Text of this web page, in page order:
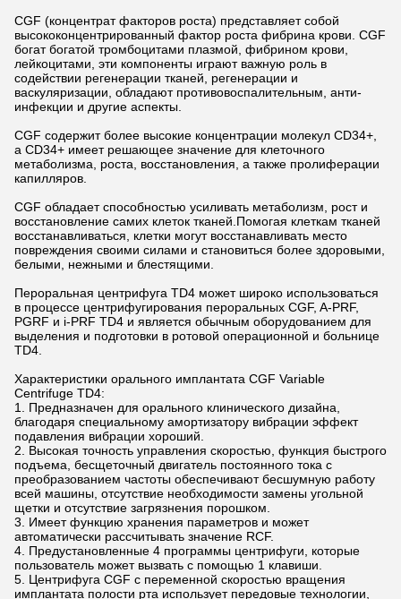
CGF (концентрат факторов роста) представляет собой
высококонцентрированный фактор роста фибрина крови. CGF
богат богатой тромбоцитами плазмой, фибрином крови,
лейкоцитами, эти компоненты играют важную роль в
содействии регенерации тканей, регенерации и
васкуляризации, обладают противовоспалительным, анти-
инфекции и другие аспекты.
CGF содержит более высокие концентрации молекул CD34+,
а CD34+ имеет решающее значение для клеточного
метаболизма, роста, восстановления, а также пролиферации
капилляров.
CGF обладает способностью усиливать метаболизм, рост и
восстановление самих клеток тканей.Помогая клеткам тканей
восстанавливаться, клетки могут восстанавливать место
повреждения своими силами и становиться более здоровыми,
белыми, нежными и блестящими.
Пероральная центрифуга TD4 может широко использоваться
в процессе центрифугирования пероральных CGF, A-PRF,
PGRF и i-PRF TD4 и является обычным оборудованием для
выделения и подготовки в ротовой операционной и больнице
TD4.
Характеристики орального имплантата CGF Variable
Centrifuge TD4:
1. Предназначен для орального клинического дизайна,
благодаря специальному амортизатору вибрации эффект
подавления вибрации хороший.
2. Высокая точность управления скоростью, функция быстрого
подъема, бесщеточный двигатель постоянного тока с
преобразованием частоты обеспечивают бесшумную работу
всей машины, отсутствие необходимости замены угольной
щетки и отсутствие загрязнения порошком.
3. Имеет функцию хранения параметров и может
автоматически рассчитывать значение RCF.
4. Предустановленные 4 программы центрифуги, которые
пользователь может вызвать с помощью 1 клавиши.
5. Центрифуга CGF с переменной скоростью вращения
имплантата полости рта использует передовые технологии,